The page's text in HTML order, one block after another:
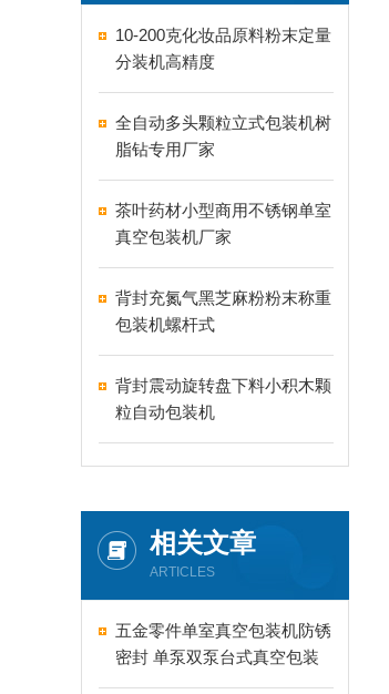
10-200克化妆品原料粉末定量
分装机高精度
全自动多头颗粒立式包装机树
脂钻专用厂家
茶叶药材小型商用不锈钢单室
真空包装机厂家
背封充氮气黑芝麻粉粉末称重
包装机螺杆式
背封震动旋转盘下料小积木颗
粒自动包装机
相关文章
ARTICLES
五金零件单室真空包装机防锈
密封 单泵双泵台式真空包装
机怎么选